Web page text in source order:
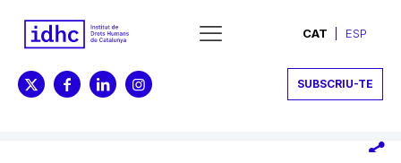
CAT ESP
SUBSCRIU-TE